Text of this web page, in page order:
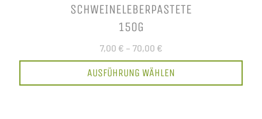
SCHWEINELEBERPASTETE
150G
7,00 € – 70,00 €
AUSFÜHRUNG WÄHLEN